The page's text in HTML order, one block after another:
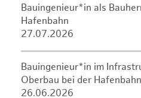
Bauingenieur*in als
Hafenbahn
27.07.2026
Bauingenieur*in im
Oberbau bei der Hafenbahn
26.06.2026